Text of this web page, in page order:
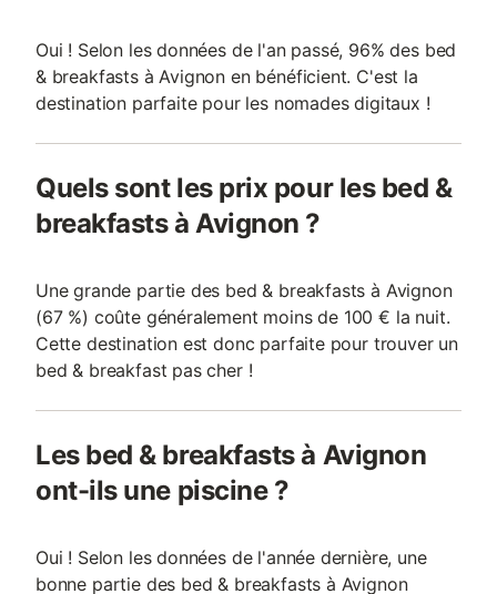
Oui ! Selon les données de l'an passé, 96% des bed
& breakfasts à Avignon en bénéficient. C'est la
destination parfaite pour les nomades digitaux !
Quels sont les prix pour les bed &
breakfasts à Avignon ?
Une grande partie des bed & breakfasts à Avignon
(67 %) coûte généralement moins de 100 € la nuit.
Cette destination est donc parfaite pour trouver un
bed & breakfast pas cher !
Les bed & breakfasts à Avignon
ont-ils une piscine ?
Oui ! Selon les données de l'année dernière, une
bonne partie des bed & breakfasts à Avignon